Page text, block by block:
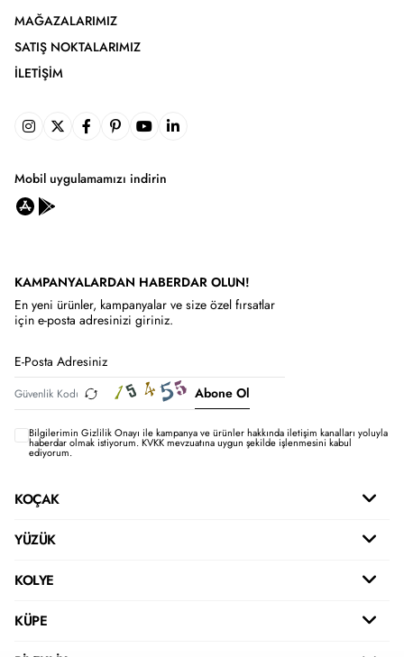
MAĞAZALARIMIZ
SATIŞ NOKTALARIMIZ
İLETIŞIM
Mobil uygulamamızı indirin
KAMPANYALARDAN HABERDAR OLUN!
En yeni ürünler, kampanyalar ve size özel fırsatlar
için e-posta adresinizi giriniz.
Abone Ol
Bilgilerimin Gizlilik Onayı ile kampanya ve ürünler hakkında iletişim kanalları yoluyla
haberdar olmak istiyorum.KVKK mevzuatına uygun şekilde işlenmesini kabul
ediyorum.
KOÇAK
YÜZÜK
KOLYE
KÜPE